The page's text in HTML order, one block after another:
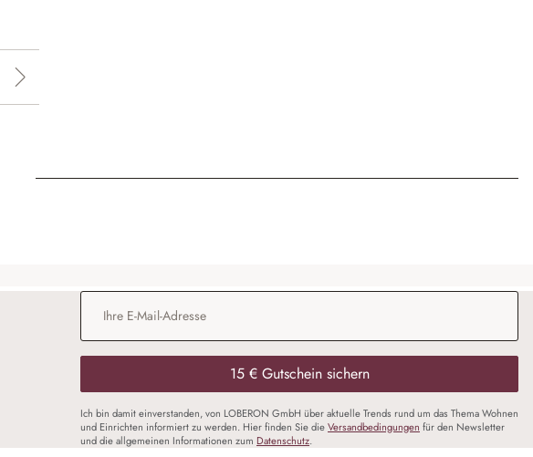
E-Mail-Adresse
15 € Gutschein sichern
Ich bin damit einverstanden, von LOBERON GmbH über aktuelle Trends rund um das Thema Wohnen
und Einrichten informiert zu werden. Hier finden Sie dieVersandbedingungen für den Newsletter
und die allgemeinen Informationen zum Datenschutz.